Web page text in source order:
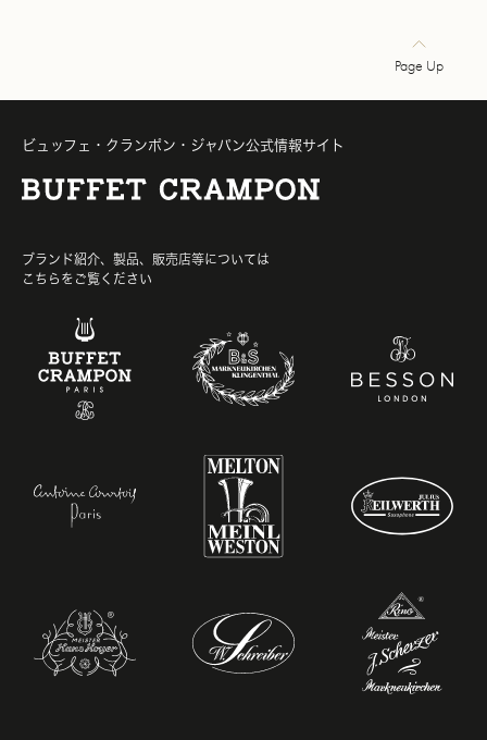
Page Up
ビュッフェ・クランポン・ジャパン公式情報サイト
ブランド紹介、製品、販売店等については
こちらをご覧ください